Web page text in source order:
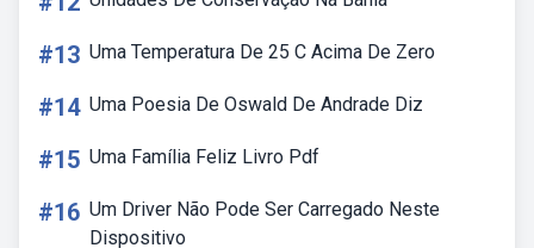
#13 Uma Temperatura De 25 C Acima De Zero
#14 Uma Poesia De Oswald De Andrade Diz
#15 Uma Família Feliz Livro Pdf
#16 Um Driver Não Pode Ser Carregado Neste
Dispositivo